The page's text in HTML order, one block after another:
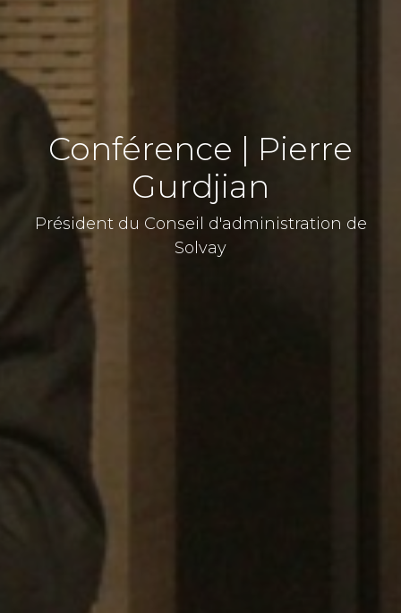
Conférence | Pierre
Gurdjian
Président du Conseil d'administration de
Solvay